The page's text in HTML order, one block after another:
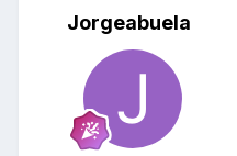
Jorgeabuela